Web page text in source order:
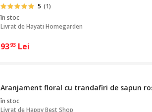
5 (1)
în stoc
Livrat deHayati Homegarden
9393 Lei
Aranjament floral cu trandafiri de sapun
în stoc
Livrat deHappy Best Shop